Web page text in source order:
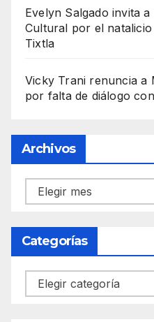
Evelyn Salgado invita
Cultural por el
Tixtla
Vicky Trani renuncia a
por falta de diálogo
Archivos
Archivos
Categorías
Categorías